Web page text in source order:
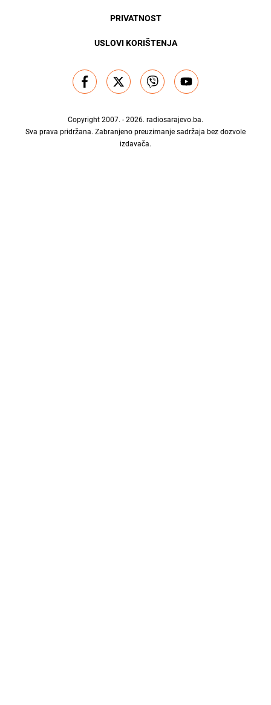
PRIVATNOST
USLOVI KORIŠTENJA
Copyright 2007. - 2026. radiosarajevo.ba.
Sva prava pridržana. Zabranjeno preuzimanje sadržaja bez dozvole
izdavača.